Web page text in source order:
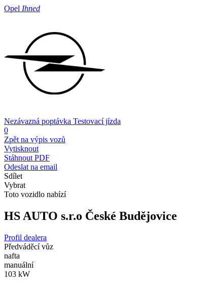
Opel Ihned
Nezávazná poptávka Testovací jízda
0
Zpět na výpis vozů
Vytisknout
Stáhnout PDF
Odeslat na email
Sdílet
Vybrat
Toto vozidlo nabízí
HS AUTO s.r.o České Budějovice
Profil dealera
Předváděcí vůz
nafta
manuální
103 kW